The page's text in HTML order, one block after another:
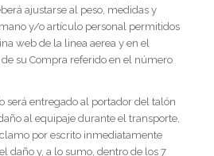
ajustarse al peso, medidas y
y/o artículo personal permitidos
web de la linea aerea y en el
su Compra referido en el número
será entregado al portador del talón
al equipaje durante el transporte,
por escrito inmediatamente
daño y, a lo sumo, dentro de los 7